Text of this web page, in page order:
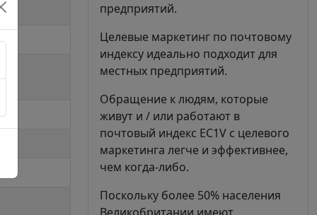
предприятий.
Целевые маркетинг по почтовому
индексу идеально подходит для
местных предприятий.
Обращение к людям, которые
живут и / или работают в
почтовый индекс EC1V с целевого
маркетинга легче и эффективнее,
чем когда-либо.
Поскольку более 50% населения